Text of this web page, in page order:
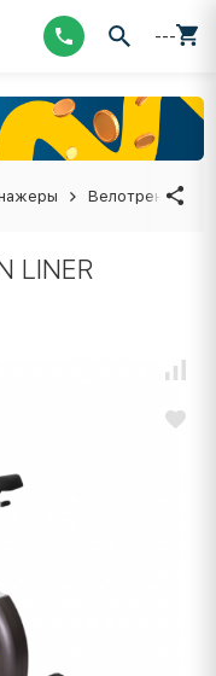
---
Велотренажеры
LINER